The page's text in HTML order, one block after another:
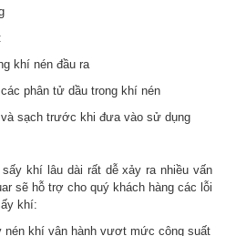
khí nén đầu ra
phân tử dầu trong khí nén
sạch trước khi đưa vào sử dụng
khí lâu dài rất dễ xảy ra nhiều vấn
sẽ hỗ trợ cho quý khách hàng các lỗi
khí:
nén khí vận hành vượt mức công suất